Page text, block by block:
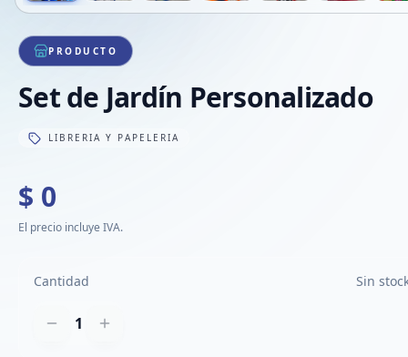
PRODUCTO
Set de Jardín Personalizado
LIBRERIA Y PAPELERIA
$ 0
El precio incluye IVA.
Cantidad Sin
1